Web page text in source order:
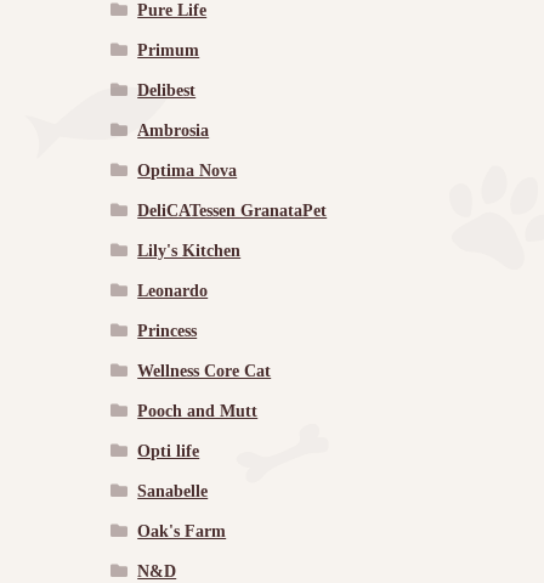
Pure Life
Primum
Delibest
Ambrosia
Optima Nova
DeliCATessen GranataPet
Lily's Kitchen
Leonardo
Princess
Wellness Core Cat
Pooch and Mutt
Opti life
Sanabelle
Oak's Farm
N&D